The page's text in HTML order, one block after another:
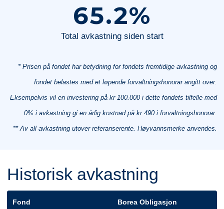
65.2%
Total avkastning siden start
* Prisen på fondet har betydning for fondets fremtidige avkastning og
fondet belastes med et løpende forvaltningshonorar angitt over.
Eksempelvis vil en investering på kr 100.000 i dette fondets tilfelle med
0% i avkastning gi en årlig kostnad på kr 490 i forvaltningshonorar.
** Av all avkastning utover referanserente. Høyvannsmerke anvendes.
Historisk avkastning
Fond Borea Obligasjon